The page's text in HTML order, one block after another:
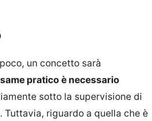
un concetto sarà
pratico è necessario
sotto la supervisione di
Tuttavia, riguardo a quella che è